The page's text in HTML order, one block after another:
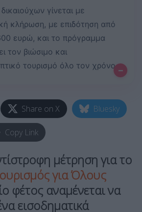
γίνεται με
κλήρωση, με επιδότηση από
ευρώ, και το πρόγραμμα
τον βιώσιμο και
τουρισμό όλο τον χρόνο.–
Share on X Bluesky
Copy Link
μέτρηση για το
για Όλους
φέτος αναμένεται να
εισοδηματικά